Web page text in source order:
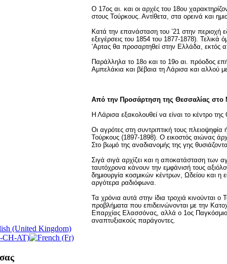
Ο 17ος αι. και οι αρχές του 18ου
στους Τούρκους. Αντίθετα, στα ορεινά και
Κατά την επανάσταση του ’21 στην
εξεγέρσεις του 1854 του 1877-1878). Τελικά
’Aρτας θα προσαρτηθεί στην Ελλάδα, εκτός
Παράλληλα το 18ο και το 19ο αι. πρόοδος
Αμπελάκια και βέβαια τη Λάρισα και
Από την Προσάρτηση της Θεσσαλίας στο
Η Λάρισα εξακολουθεί να είναι το κέντρο
Οι αγρότες στη συντριπτική τους
Τούρκους (1897-1898). Ο εικοστός αιώνας
Στο βωμό της αναδιανομής της γης
Σιγά σιγά αρχίζει και η αποκατάσταση των
ταυτόχρονα κάνουν την εμφάνισή τους
δημιουργία κοσμικών κέντρων, Ωδείου και
αργότερα ραδιόφωνα.
Τα χρόνια αυτά στην ίδια τροχιά κινούνται
προβλήματα που επιδεινώνονται με την
Επαρχίας Ελασσόνας, αλλά ο 1ος
αναπτυξιακούς παράγοντες.